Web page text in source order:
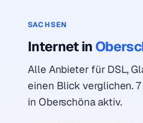
SACHSEN
Internet in
Alle Anbieter für DSL,
einen Blick verglichen.
in Oberschöna aktiv.